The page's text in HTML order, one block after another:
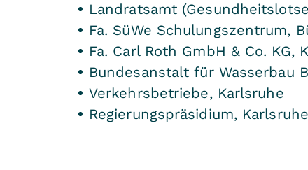
Landratsamt
Fa. SüWe Schulungszentrum,
Fa. Carl Roth GmbH & Co. KG,
Bundesanstalt für Wasserbau
Verkehrsbetriebe, Karlsruhe
Regierungspräsidium, Karlsruhe